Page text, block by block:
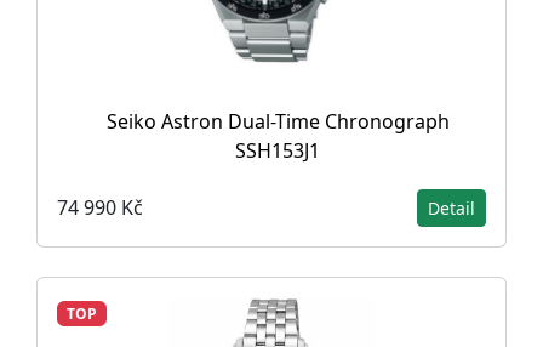
Seiko Astron Dual-Time Chronograph
SSH153J1
74 990 Kč Detail
TOP